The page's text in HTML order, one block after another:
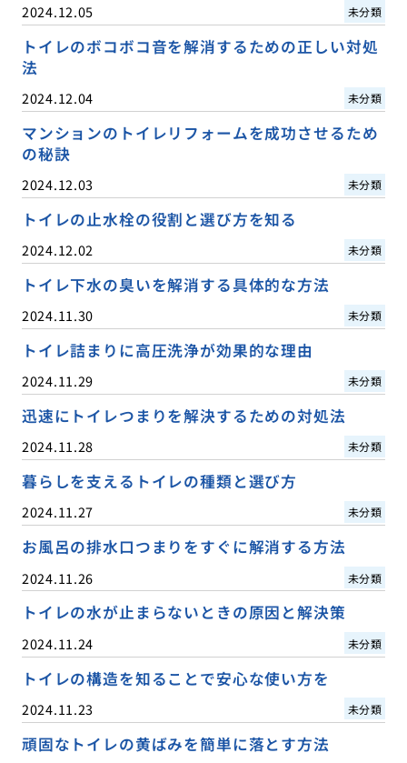
2024.12.05 未分類
トイレのボコボコ音を解消するための正しい対処
法
2024.12.04 未分類
マンションのトイレリフォームを成功させるため
の秘訣
2024.12.03 未分類
トイレの止水栓の役割と選び方を知る
2024.12.02 未分類
トイレ下水の臭いを解消する具体的な方法
2024.11.30 未分類
トイレ詰まりに高圧洗浄が効果的な理由
2024.11.29 未分類
迅速にトイレつまりを解決するための対処法
2024.11.28 未分類
暮らしを支えるトイレの種類と選び方
2024.11.27 未分類
お風呂の排水口つまりをすぐに解消する方法
2024.11.26 未分類
トイレの水が止まらないときの原因と解決策
2024.11.24 未分類
トイレの構造を知ることで安心な使い方を
2024.11.23 未分類
頑固なトイレの黄ばみを簡単に落とす方法